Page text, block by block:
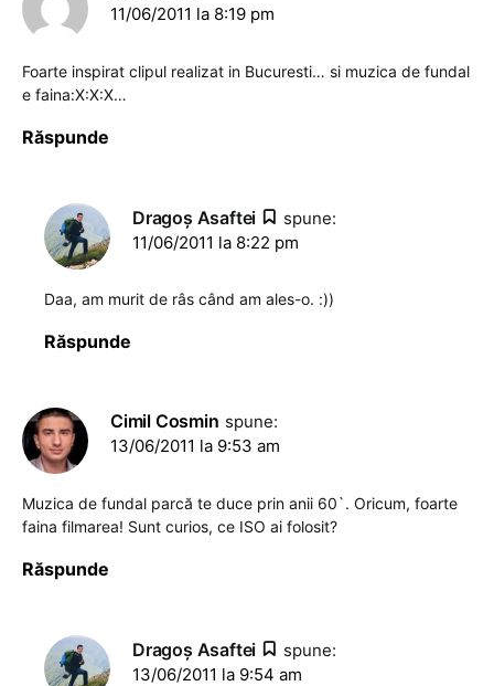
11/06/2011 la 8:19 pm
Foarte inspirat clipul realizat in Bucuresti… si muzica de fundal
e faina:X:X:X…
Răspunde
Dragoş Asaftei
spune:
11/06/2011 la 8:22 pm
Daa, am murit de râs când am ales-o. :))
Răspunde
Cimil Cosmin spune:
13/06/2011 la 9:53 am
Muzica de fundal parcă te duce prin anii 60`. Oricum, foarte
faina filmarea! Sunt curios, ce ISO ai folosit?
Răspunde
Dragoş Asaftei
spune:
13/06/2011 la 9:54 am